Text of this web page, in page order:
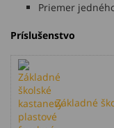
Priemer
Príslušenstvo
Základné